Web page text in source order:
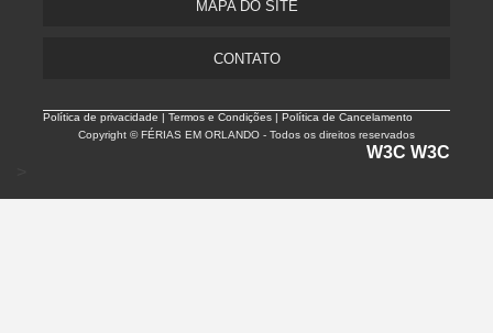
MAPA DO SITE
CONTATO
Política de privacidade |Termos e Condições | Política de Cancelamento
Copyright © FÉRIAS EM ORLANDO - Todos os direitos reservados
W3C W3C